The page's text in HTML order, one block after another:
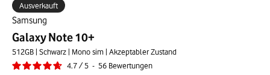
Samsung
Galaxy Note 10+
512GB | Schwarz | Mono sim | Akzeptabler Zustand
4.7/5 - 56 Bewertungen
Ausverkauft